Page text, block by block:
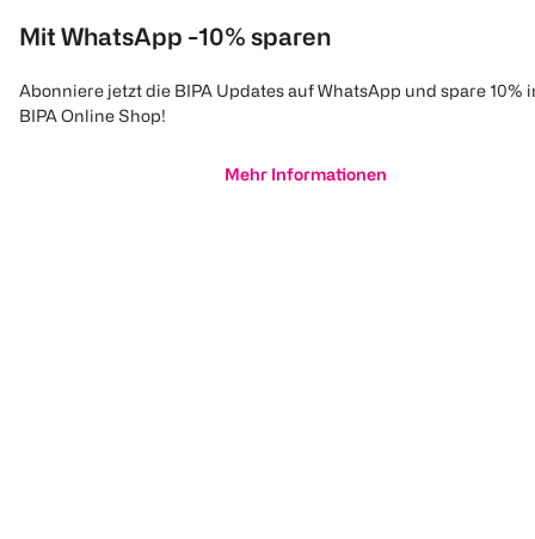
Mit WhatsApp -10% sparen
Abonniere jetzt die BIPA Updates auf WhatsApp und spare 10%
BIPA Online Shop!
Mehr Informationen